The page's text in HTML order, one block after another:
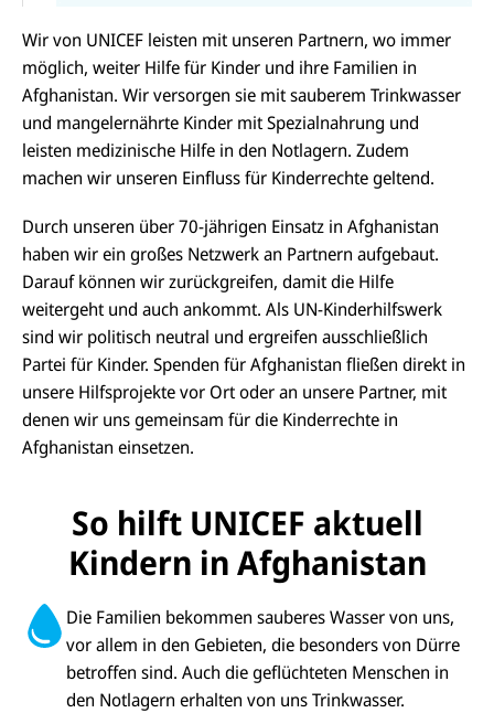
Wir von UNICEF leisten mit unseren Partnern, wo immer
möglich, weiter Hilfe für Kinder und ihre Familien in
Afghanistan. Wir versorgen sie mit sauberem Trinkwasser
und mangelernährte Kinder mit Spezialnahrung und
leisten medizinische Hilfe in den Notlagern. Zudem
machen wir unseren Einfluss für Kinderrechte geltend.
Durch unseren über 70-jährigen Einsatz in Afghanistan
haben wir ein großes Netzwerk an Partnern aufgebaut.
Darauf können wir zurückgreifen, damit die Hilfe
weitergeht und auch ankommt. Als UN-Kinderhilfswerk
sind wir politisch neutral und ergreifen ausschließlich
Partei für Kinder. Spenden für Afghanistan fließen direkt in
unsere Hilfsprojekte vor Ort oder an unsere Partner, mit
denen wir uns gemeinsam für die Kinderrechte in
Afghanistan einsetzen.
So hilft UNICEF aktuell
Kindern in Afghanistan
Die Familien bekommen sauberes Wasser von uns,
vor allem in den Gebieten, die besonders von Dürre
betroffen sind. Auch die geflüchteten Menschen in
den Notlagern erhalten von uns Trinkwasser.